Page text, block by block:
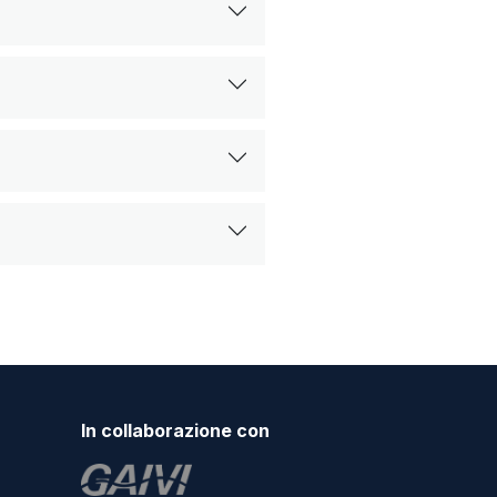
In collaborazione con